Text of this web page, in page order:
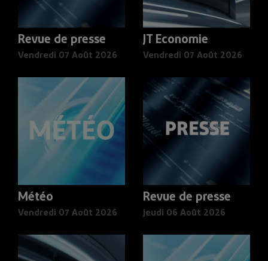
Revue de presse
Vendredi 07 Août 2026
JT Economie
Vendredi 07 Août 2026
Météo
Vendredi 07 Août 2026
Revue de presse
Jeudi 06 Août 2026